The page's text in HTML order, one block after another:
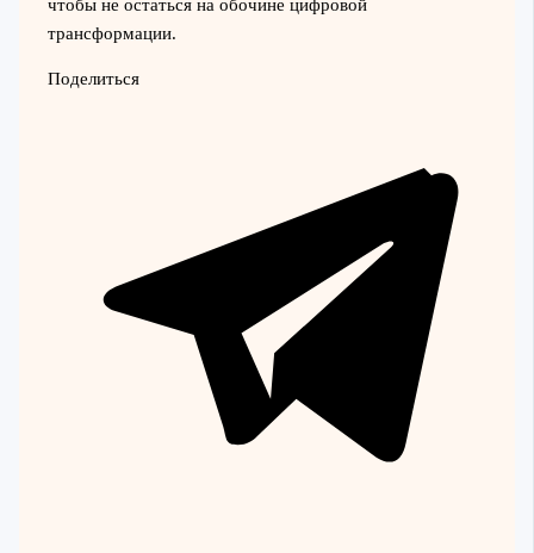
чтобы не остаться на обочине цифровой
трансформации.
Поделиться